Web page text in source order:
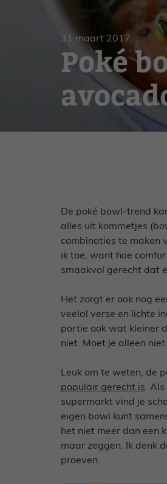
31 maart 2017
Poké
De poké bowl-trend
alles uit kommetjes
combinaties te maken
ik toe, want hoe
smaakvol gerecht dat
Het zorgt er ook nog
veelal verse en lichte
portie ook wat kleiner
niet. Moet je alleen
Leuk om te weten, de
populair gerecht is.
supermarkt vind je
eigen bowl kunt
het niet meer dan een
maar zeggen. Ik denk
proeven.